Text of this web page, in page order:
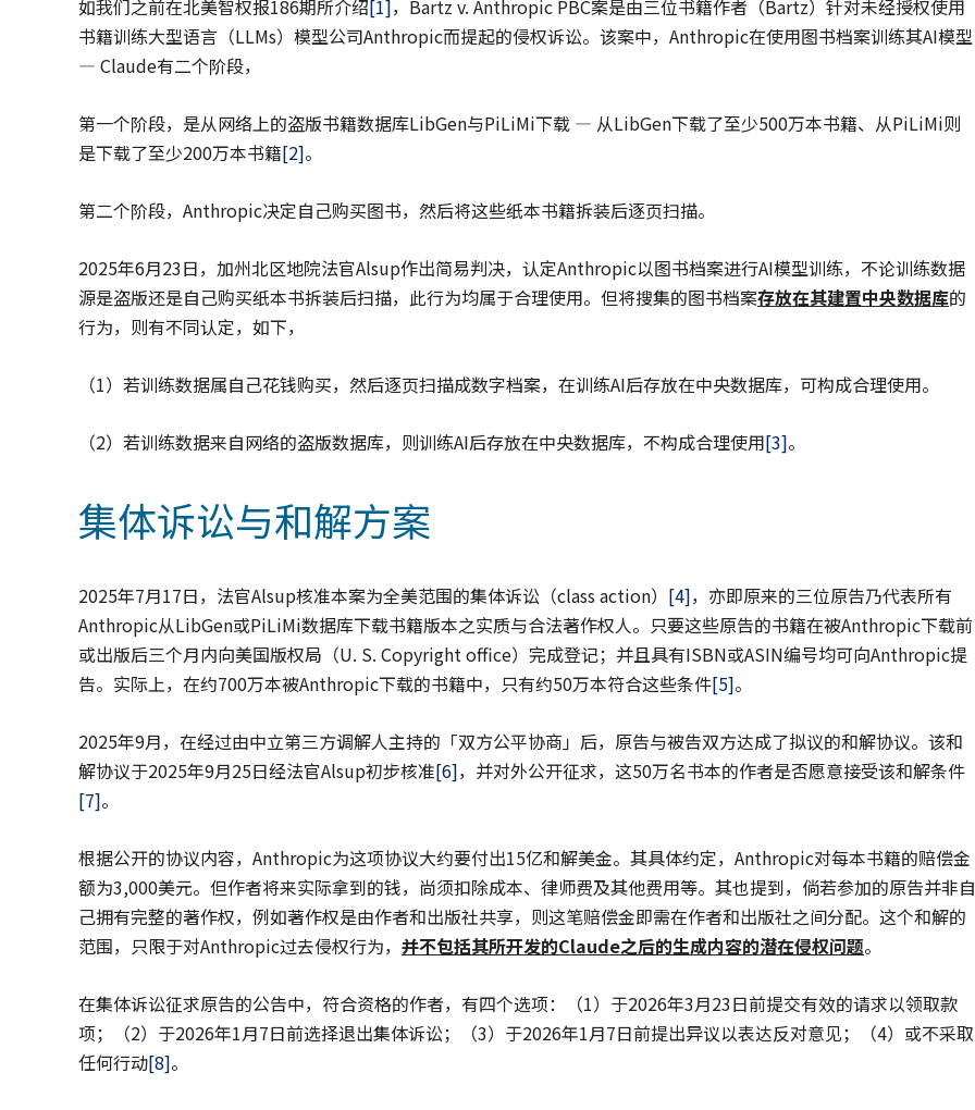
如我们之前在北美智权报186期所介绍[1] ，Bartz v. Anthropic PBC案是由三位书籍作者（Bartz）针对未经授权使用
书籍训练大型语言（LLMs）模型公司Anthropic而提起的侵权诉讼。该案中，Anthropic在使用图书档案训练其AI模型
— Claude有二个阶段，
第一个阶段，是从网络上的盗版书籍数据库LibGen与PiLiMi下载 — 从LibGen下载了至少500万本书籍、从PiLiMi则
是下载了至少200万本书籍[2]。
第二个阶段，Anthropic决定自己购买图书，然后将这些纸本书籍拆装后逐页扫描。
2025年6月23日，加州北区地院法官Alsup作出简易判决，认定Anthropic以图书档案进行AI模型训练，不论训练数据
源是盗版还是自己购买纸本书拆装后扫描，此行为均属于合理使用。但将搜集的图书档案存放在其建置中央数据库的
行为，则有不同认定，如下，
（1）若训练数据属自己花钱购买，然后逐页扫描成数字档案，在训练AI后存放在中央数据库，可构成合理使用。
（2）若训练数据来自网络的盗版数据库，则训练AI后存放在中央数据库，不构成合理使用[3]。
集体诉讼与和解方案
2025年7月17日，法官Alsup核准本案为全美范围的集体诉讼（class action） [4]，亦即原来的三位原告乃代表所有
Anthropic从LibGen或PiLiMi数据库下载书籍版本之实质与合法著作权人。只要这些原告的书籍在被Anthropic下载前
或出版后三个月内向美国版权局（U. S. Copyright office）完成登记；并且具有ISBN或ASIN编号均可向Anthropic提
告。实际上，在约700万本被Anthropic下载的书籍中，只有约50万本符合这些条件[5]。
2025年9月，在经过由中立第三方调解人主持的「双方公平协商」后，原告与被告双方达成了拟议的和解协议。该和
解协议于2025年9月25日经法官Alsup初步核准[6]，并对外公开征求，这50万名书本的作者是否愿意接受该和解条件
[7]。
根据公开的协议内容，Anthropic为这项协议大约要付出15亿和解美金。其具体约定，Anthropic对每本书籍的赔偿金
额为3,000美元。但作者将来实际拿到的钱，尚须扣除成本、律师费及其他费用等。其也提到，倘若参加的原告并非自
己拥有完整的著作权，例如著作权是由作者和出版社共享，则这笔赔偿金即需在作者和出版社之间分配。这个和解的
范围，只限于对Anthropic过去侵权行为， 并不包括其所开发的Claude之后的生成内容的潜在侵权问题。
在集体诉讼征求原告的公告中，符合资格的作者，有四个选项：（1）于2026年3月23日前提交有效的请求以领取款
项；（2）于2026年1月7日前选择退出集体诉讼；（3）于2026年1月7日前提出异议以表达反对意见；（4）或不采取
任何行动[8]。